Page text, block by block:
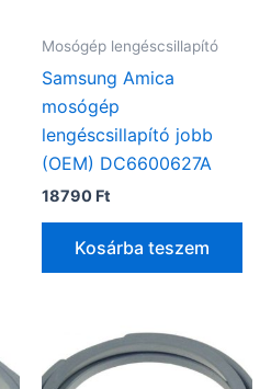
Mosógép lengéscsillapító
Samsung Amica
mosógép
lengéscsillapító jobb
(OEM) DC6600627A
18790 Ft
Kosárba teszem